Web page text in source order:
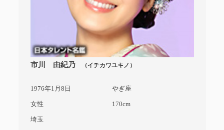
市川 由紀乃 （イチカワユキノ）
1976年1月8日 やぎ座
女性 170cm
埼玉